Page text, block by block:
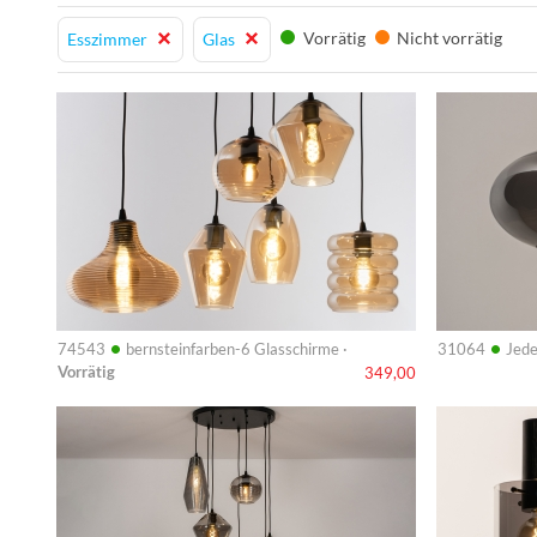
Esszimmer Glas Vorrätig Nicht vorrätig
74543 • bernsteinfarben-6 Glasschirme ·
Vorrätig
349,00
Info
31064 •
Info
Info Info